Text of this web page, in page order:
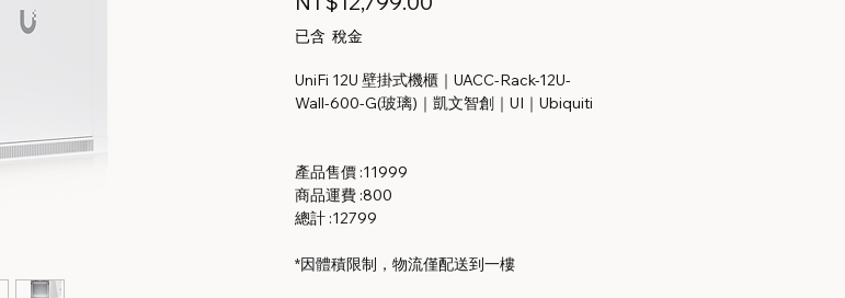
已含 稅金
UniFi 12U 壁掛式機櫃｜UACC-Rack-12U-
Wall-600-G(玻璃)｜凱文智創｜UI｜Ubiquiti
產品售價 :11999
商品運費 :800
總計 :12799
*因體積限制，物流僅配送到一樓